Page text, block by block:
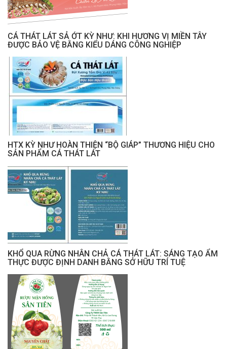
CÁ THÁT LÁT SẢ ỚT KỲ NHƯ: KHI HƯƠNG VỊ MIỀN TÂY
ĐƯỢC BẢO VỆ BẰNG KIỂU DÁNG CÔNG NGHIỆP
HTX KỲ NHƯ HOÀN THIỆN “BỘ GIÁP” THƯƠNG HIỆU CHO
SẢN PHẨM CÁ THÁT LÁT
KHỔ QUA RỪNG NHÂN CHẢ CÁ THÁT LÁT: SÁNG TẠO ẨM
THỰC ĐƯỢC ĐỊNH DANH BẰNG SỞ HỮU TRÍ TUỆ